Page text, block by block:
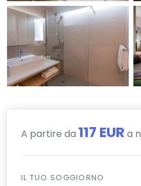
A partire da 117 EUR a
IL TUO SOGGIORNO